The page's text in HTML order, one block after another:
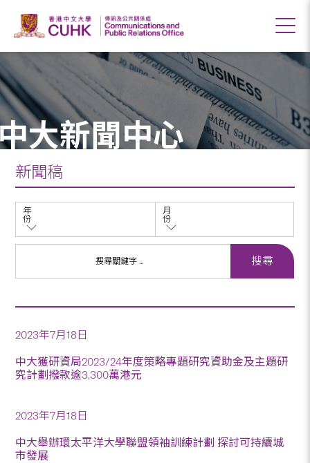
大新聞中心
新聞稿
年
份
月
份
2023年7月18日
中大獲研資局2023/24年度策略專題研究資助金及主題研
究計劃撥款逾3,300萬港元
2023年7月18日
中大舉辦環太平洋大學聯盟領袖訓練計劃 探討可持續城
市發展